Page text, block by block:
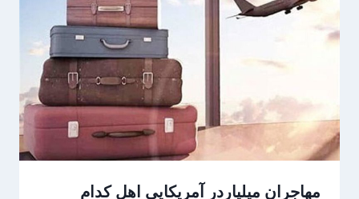
مهاجران میلیاردر آمریکایی اهل کدام